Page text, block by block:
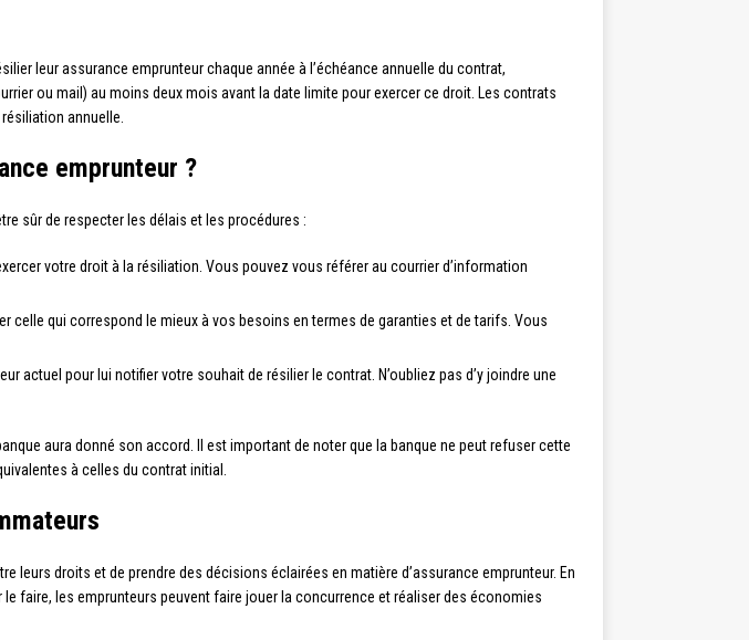
leur assurance emprunteur chaque année à l’échéance annuelle du contrat,
ou mail) au moins deux mois avant la date limite pour exercer ce droit. Les contrats
annuelle.
emprunteur ?
sûr de respecter les délais et les procédures :
votre droit à la résiliation. Vous pouvez vous référer au courrier d’information
qui correspond le mieux à vos besoins en termes de garanties et de tarifs. Vous
actuel pour lui notifier votre souhait de résilier le contrat. N’oubliez pas d’y joindre une
aura donné son accord. Il est important de noter que la banque ne peut refuser cette
à celles du contrat initial.
droits et de prendre des décisions éclairées en matière d’assurance emprunteur. En
faire, les emprunteurs peuvent faire jouer la concurrence et réaliser des économies